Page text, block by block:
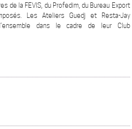
de la FEVIS, du Profedim, du Bureau Export
Les Ateliers Guedj et Resta-Jay
dans le cadre de leur Club